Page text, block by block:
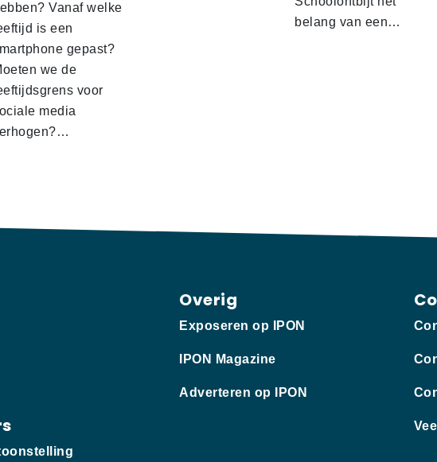
Vanaf welke
is een
gepast?
we de
voor
media
belang van een…
Overig
Exposeren op IPON
IPON Magazine
Adverteren op IPON